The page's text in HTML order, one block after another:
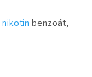
nikotinbenzoát,